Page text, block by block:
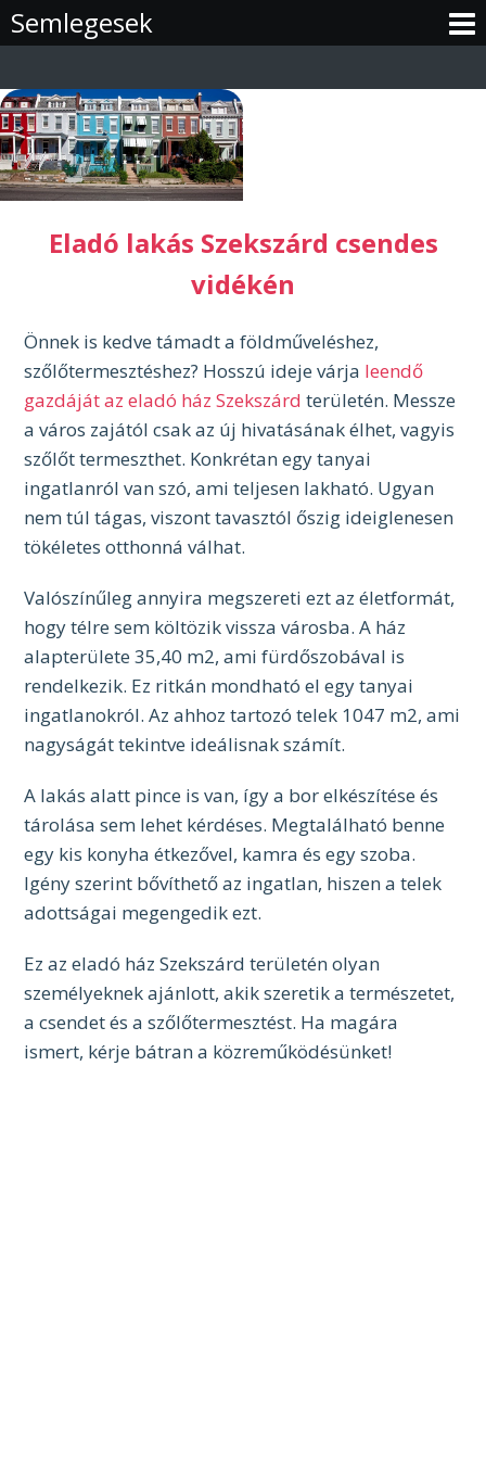
Semlegesek
content
Eladó lakás Szekszárd csendes
vidékén
Önnek is kedve támadt a földműveléshez,
szőlőtermesztéshez? Hosszú ideje várja leendő
gazdáját az eladó ház Szekszárd területén. Messze
a város zajától csak az új hivatásának élhet, vagyis
szőlőt termeszthet. Konkrétan egy tanyai
ingatlanról van szó, ami teljesen lakható. Ugyan
nem túl tágas, viszont tavasztól őszig ideiglenesen
tökéletes otthonná válhat.
Valószínűleg annyira megszereti ezt az életformát,
hogy télre sem költözik vissza városba. A ház
alapterülete 35,40 m2, ami fürdőszobával is
rendelkezik. Ez ritkán mondható el egy tanyai
ingatlanokról. Az ahhoz tartozó telek 1047 m2, ami
nagyságát tekintve ideálisnak számít.
A lakás alatt pince is van, így a bor elkészítése és
tárolása sem lehet kérdéses. Megtalálható benne
egy kis konyha étkezővel, kamra és egy szoba.
Igény szerint bővíthető az ingatlan, hiszen a telek
adottságai megengedik ezt.
Ez az eladó ház Szekszárd területén olyan
személyeknek ajánlott, akik szeretik a természetet,
a csendet és a szőlőtermesztést. Ha magára
ismert, kérje bátran a közreműködésünket!